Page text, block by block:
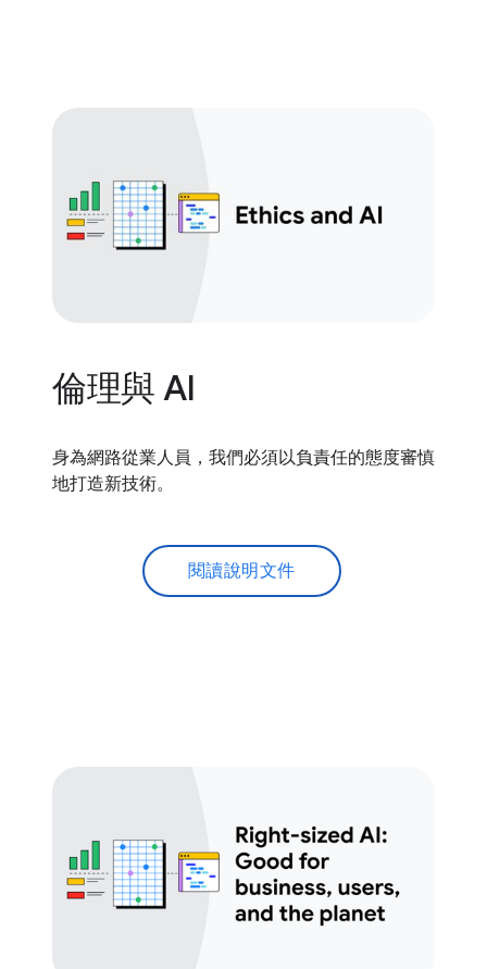
倫理與 AI
身為網路從業人員，我們必須以負責任的態度審慎
地打造新技術。
閱讀說明文件